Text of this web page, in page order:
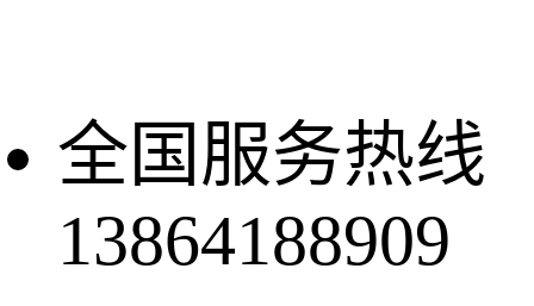
全国服务热线
13864188909